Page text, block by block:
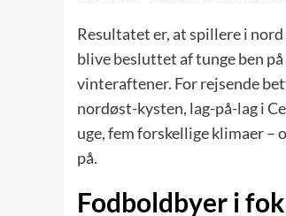
Resultatet er, at spillere i
blive besluttet af tunge ben
vinteraftener. For rejsende
nordøst-kysten, lag-på-lag i
uge, fem forskellige klimaer –
på.
Fodboldbyer i